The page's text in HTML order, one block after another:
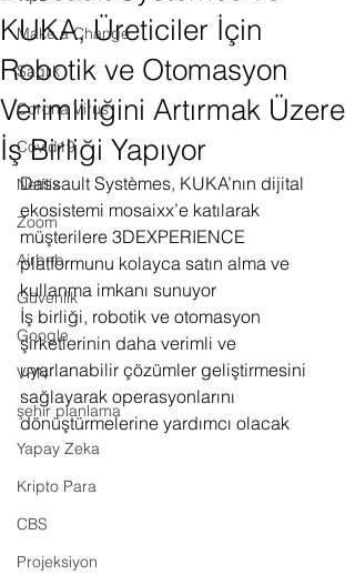
Make a Change
Sağlık
Corona Virus
Covid19
Netflix
Zoom
Airbnb
Güvenlik
Google
VPN
şehir planlama
Yapay Zeka
Kripto Para
CBS
Projeksiyon
KUKA, Üreticiler İçin
Robotik ve Otomasyon
Verimliliğini Artırmak Üzere
İş Birliği Yapıyor
Dassault Systèmes, KUKA’nın dijital
ekosistemi mosaixx’e katılarak
müşterilere 3DEXPERIENCE
platformunu kolayca satın alma ve
kullanma imkanı sunuyor
İş birliği, robotik ve otomasyon
şirketlerinin daha verimli ve
uyarlanabilir çözümler geliştirmesini
sağlayarak operasyonlarını
dönüştürmelerine yardımcı olacak